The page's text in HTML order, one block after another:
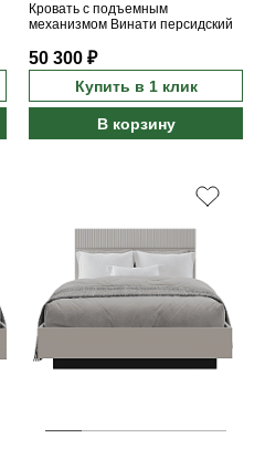
Кровать с подъемным
механизмом Винати персидский
50 300 ₽
Купить в 1 клик
В корзину